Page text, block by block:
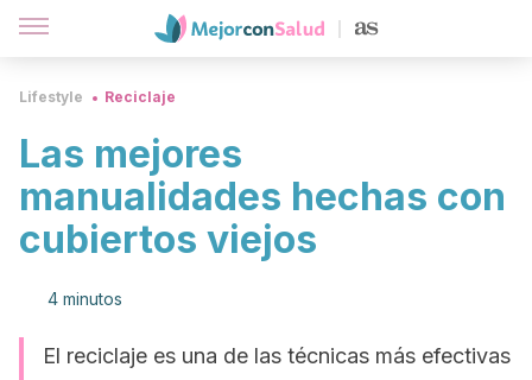
Lifestyle Reciclaje
Las mejores
manualidades hechas con
cubiertos viejos
4 minutos
El reciclaje es una de las técnicas más efectivas